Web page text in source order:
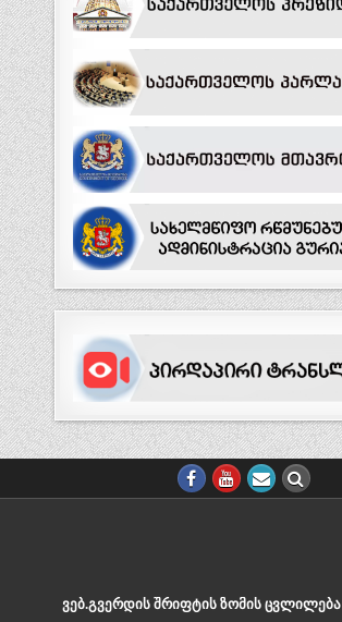
ᲕᲔᲑ.ᲒᲕᲔᲠᲓᲘᲡ ᲨᲠᲘᲤᲢᲘᲡ ᲖᲝᲛᲘᲡ ᲪᲕᲚᲘᲚᲔᲑᲐ